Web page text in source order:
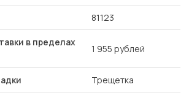
81123
в пределах
1 955 рублей
Трещетка